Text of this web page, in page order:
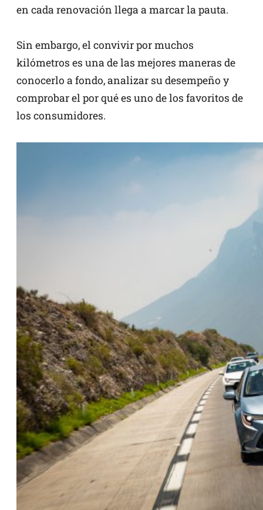
en cada renovación llega a marcar la pauta.
Sin embargo, el convivir por muchos
kilómetros es una de las mejores maneras de
conocerlo a fondo, analizar su desempeño y
comprobar el por qué es uno de los favoritos de
los consumidores.